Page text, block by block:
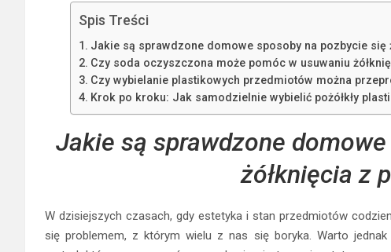
Spis Treści
Jakie są sprawdzone domowe sposoby na pozbycie się
Czy soda oczyszczona może pomóc w usuwaniu
Czy wybielanie plastikowych przedmiotów można
Krok po kroku: Jak samodzielnie wybielić pożółkły
Jakie są sprawdzone
żółknięcia z
W dzisiejszych czasach, gdy estetyka i stan przedmiotów
się problemem, z którym wielu z nas się boryka. Warto